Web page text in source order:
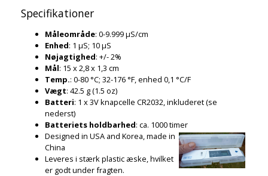
Specifikationer
Måleområde: 0-9.999 µS/cm
Enhed: 1 µS; 10 µS
Nøjagtighed: +/- 2%
Mål: 15 x 2,8 x 1,3 cm
Temp.: 0-80 °C; 32-176 °F, enhed 0,1 °C/F
Vægt: 42.5 g (1.5 oz)
Batteri: 1 x 3V knapcelle CR2032, inkluderet (se
nederst)
Batteriets holdbarhed: ca. 1000 timer
Designed in USA and Korea, made in
China
Leveres i stærk plastic æske, hvilket
er godt under fragten.